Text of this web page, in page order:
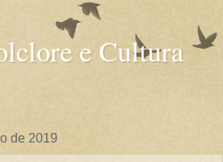
e Cultura
de 2019